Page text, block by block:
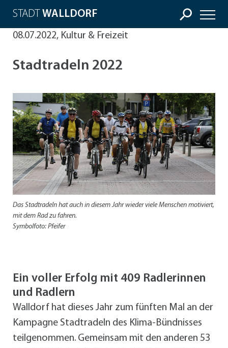
STADT WALLDORF
08.07.2022, Kultur & Freizeit
Stadtradeln 2022
Das Stadtradeln hat auch in diesem Jahr wieder viele Menschen motiviert,
mit dem Rad zu fahren.
Symbolfoto: Pfeifer
Ein voller Erfolg mit 409 Radlerinnen
und Radlern
Walldorf hat dieses Jahr zum fünften Mal an der
Kampagne Stadtradeln des Klima-Bündnisses
teilgenommen. Gemeinsam mit den anderen 53